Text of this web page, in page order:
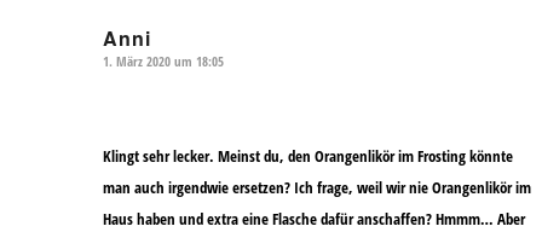
Anni
sagte:
1. März 2020 um 18:05
Klingt sehr lecker. Meinst du, den Orangenlikör im Frosting könnte
man auch irgendwie ersetzen? Ich frage, weil wir nie Orangenlikör im
Haus haben und extra eine Flasche dafür anschaffen? Hmmm… Aber